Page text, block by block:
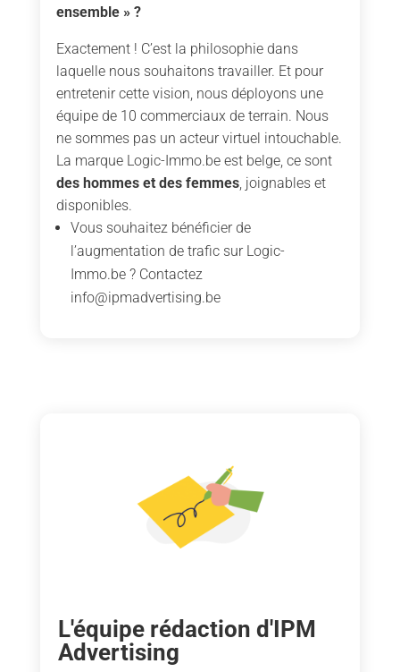
ensemble » ?
Exactement ! C’est la philosophie dans
laquelle nous souhaitons travailler. Et pour
entretenir cette vision, nous déployons une
équipe de 10 commerciaux de terrain. Nous
ne sommes pas un acteur virtuel intouchable.
La marque Logic-Immo.be est belge, ce sont
des hommes et des femmes, joignables et
disponibles.
Vous souhaitez bénéficier de
l’augmentation de trafic sur Logic-
Immo.be ? Contactez
info@ipmadvertising.be
L'équipe rédaction d'IPM
Advertising